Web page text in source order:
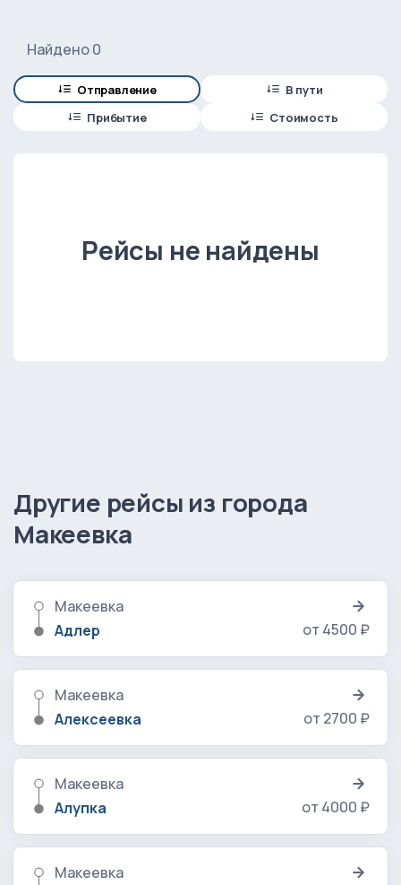
Найдено 0
Отправление
В пути
Прибытие
Стоимость
Рейсы не найдены
Другие рейсы из города
Макеевка
Макеевка
Адлер
от 4500 ₽
Макеевка
Алексеевка
от 2700 ₽
Макеевка
Алупка
от 4000 ₽
Макеевка